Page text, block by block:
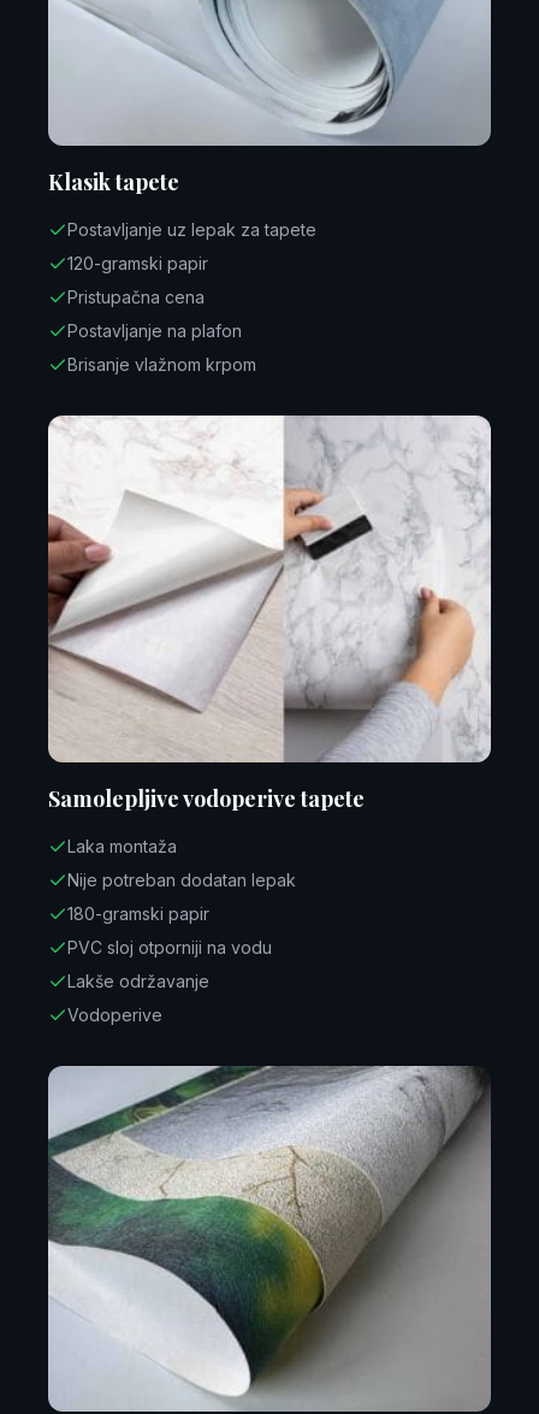
Klasik tapete
Postavljanje uz lepak za tapete
120-gramski papir
Pristupačna cena
Postavljanje na plafon
Brisanje vlažnom krpom
Samolepljive vodoperive tapete
Laka montaža
Nije potreban dodatan lepak
180-gramski papir
PVC sloj otporniji na vodu
Lakše održavanje
Vodoperive